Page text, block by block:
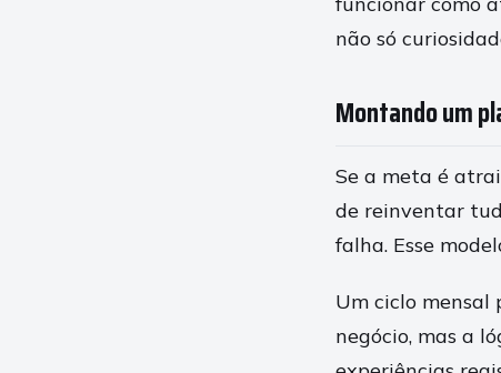
não só
Montando um
Se a meta é
de reinventar
falha. Esse
Um ciclo mensal
negócio, mas a